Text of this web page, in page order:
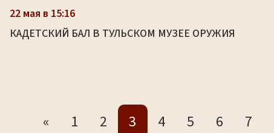
22 мая в 15:16
КАДЕТСКИЙ БАЛ В ТУЛЬСКОМ МУЗЕЕ ОРУЖИЯ
« 1 2 3 4 5 6 7